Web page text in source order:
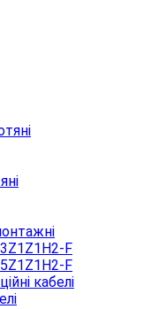
F
F
кабелі